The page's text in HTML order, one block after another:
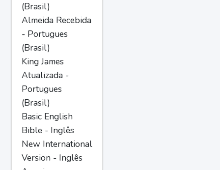
(Brasil)
Almeida Recebida
- Portugues
(Brasil)
King James
Atualizada -
Portugues
(Brasil)
Basic English
Bible - Inglês
New International
Version - Inglês